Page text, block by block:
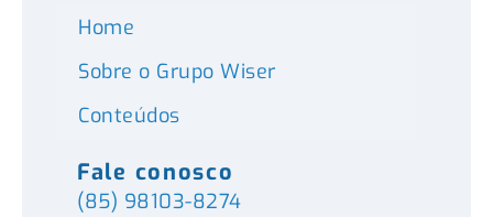
Home
Sobre o Grupo Wiser
Conteúdos
Fale conosco
(85) 98103-8274